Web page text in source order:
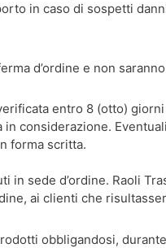
in caso di sospetti
d’ordine e non
entro 8 (otto)
considerazione.
forma scritta.
in sede d’ordine. Raoli
ai clienti che
obbligandosi,